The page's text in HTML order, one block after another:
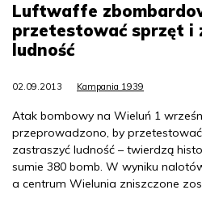
Luftwaffe
przetestować sprzęt i
ludność
02.09.2013 Kampania 1939
Atak bombowy na Wieluń 1
przeprowadzono, by
zastraszyć ludność – twierdzą
sumie 380 bomb. W wyniku
a centrum Wielunia zniszczone